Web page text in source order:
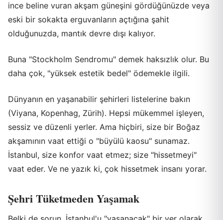
ince beline vuran akşam güneşini gördüğünüzde veya
eski bir sokakta erguvanların açtığına şahit
olduğunuzda, mantık devre dışı kalıyor.
Buna "Stockholm Sendromu" demek haksızlık olur. Bu
daha çok, "yüksek estetik bedel" ödemekle ilgili.
Dünyanın en yaşanabilir şehirleri listelerine bakın
(Viyana, Kopenhag, Zürih). Hepsi mükemmel işleyen,
sessiz ve düzenli yerler. Ama hiçbiri, size bir Boğaz
akşamının vaat ettiği o "büyülü kaosu" sunamaz.
İstanbul, size konfor vaat etmez; size "hissetmeyi"
vaat eder. Ve ne yazık ki, çok hissetmek insanı yorar.
Şehri Tüketmeden Yaşamak